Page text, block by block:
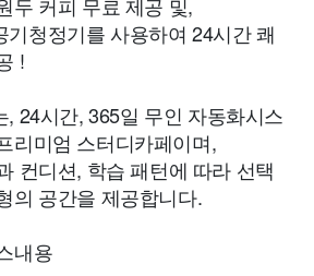
기청정기를 사용하여 24시간 쾌
!
24시간, 365일 무인 자동화시스
리미엄 스터디카페이며,
컨디션, 학습 패턴에 따라 선택
의 공간을 제공합니다.
내용